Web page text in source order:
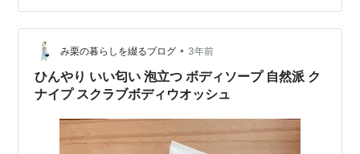
て。 私の場合はストレスが溜まると、髪が伸びる早さが
速くなります。※本当です。 髪が伸びると色々と気にな
るので・・・…
み栗の暮らしを綴るブログ • 3年前
ひんやり いい匂い 泡立つ ボディソープ 自然派 ク
ナイプ スクラブボディウオッシュ